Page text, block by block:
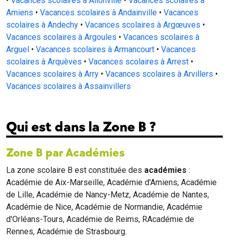
Amiens • Vacances scolaires à Andainville • Vacances
scolaires à Andechy • Vacances scolaires à Argœuves •
Vacances scolaires à Argoules • Vacances scolaires à
Arguel • Vacances scolaires à Armancourt • Vacances
scolaires à Arquèves • Vacances scolaires à Arrest •
Vacances scolaires à Arry • Vacances scolaires à Arvillers •
Vacances scolaires à Assainvillers
Qui est dans la Zone B ?
Zone B par Académies
La zone scolaire B est constituée des académies :
Académie de Aix-Marseille, Académie d'Amiens, Académie
de Lille, Académie de Nancy-Metz, Académie de Nantes,
Académie de Nice, Académie de Normandie, Académie
d'Orléans-Tours, Académie de Reims, RAcadémie de
Rennes, Académie de Strasbourg.